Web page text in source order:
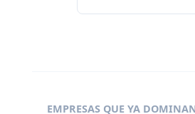
EMPRESAS QUE YA